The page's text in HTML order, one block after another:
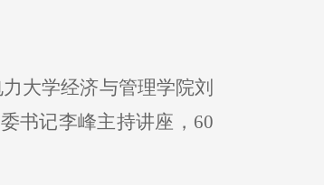
大学经济与管理学院刘
书记李峰主持讲座，60